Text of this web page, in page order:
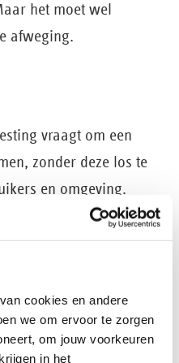
cookies en andere
we om ervoor te zorgen
om jouw voorkeuren
in het
het moet wel
afweging.
vraagt om een
zonder deze los te
en omgeving.
niet als
keuze voor
niet bepaald door
door de beste
om richting te geven en
De werkelijkheid